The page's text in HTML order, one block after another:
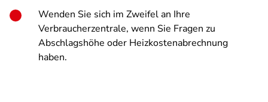
Wenden Sie sich im Zweifel an Ihre
Verbraucherzentrale, wenn Sie Fragen zu
Abschlagshöhe oder Heizkostenabrechnung
haben.